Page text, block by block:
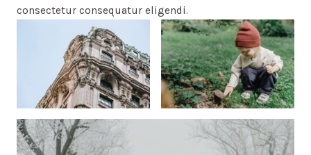
consectetur consequatur eligendi.